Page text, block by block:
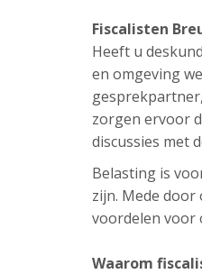
Fiscalisten
Heeft u
en omgeving
zorgen ervoor
discussies met
Belasting is
zijn. Mede
voordelen voor
Waarom